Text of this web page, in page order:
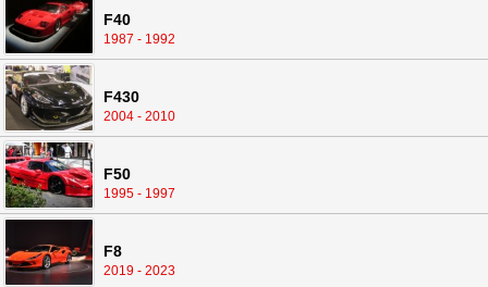
F40
1987 - 1992
F430
2004 - 2010
F50
1995 - 1997
F8
2019 - 2023